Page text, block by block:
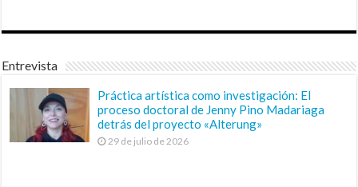
Entrevista
Práctica artística como investigación: El
proceso doctoral de Jenny Pino Madariaga
detrás del proyecto «Alterung»
29 de julio de 2026